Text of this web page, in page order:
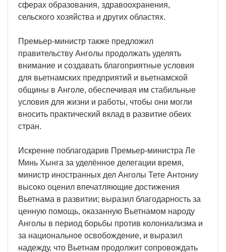
сферах образования, здравоохранения,
сельского хозяйства и других областях.
Премьер-министр также предложил
правительству Анголы продолжать уделять
внимание и создавать благоприятные условия
для вьетнамских предприятий и вьетнамской
общины в Анголе, обеспечивая им стабильные
условия для жизни и работы, чтобы они могли
вносить практический вклад в развитие обеих
стран.
Искренне поблагодарив Премьер-министра Ле
Минь Хынга за уделённое делегации время,
министр иностранных дел Анголы Тете Антониу
высоко оценил впечатляющие достижения
Вьетнама в развитии; выразил благодарность за
ценную помощь, оказанную Вьетнамом народу
Анголы в период борьбы против колониализма и
за национальное освобождение, и выразил
надежду, что Вьетнам продолжит сопровождать